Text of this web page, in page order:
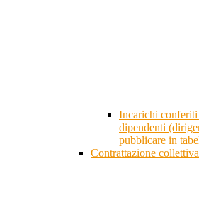
Incarichi conferiti
dipendenti
pubblicare in
Contrattazione collettiva